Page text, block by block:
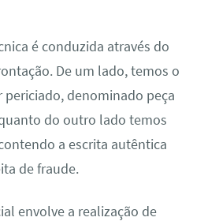
é conduzida através do
De um lado, temos o
periciado, denominado peça
do outro lado temos
a escrita autêntica
de fraude.
envolve a realização de